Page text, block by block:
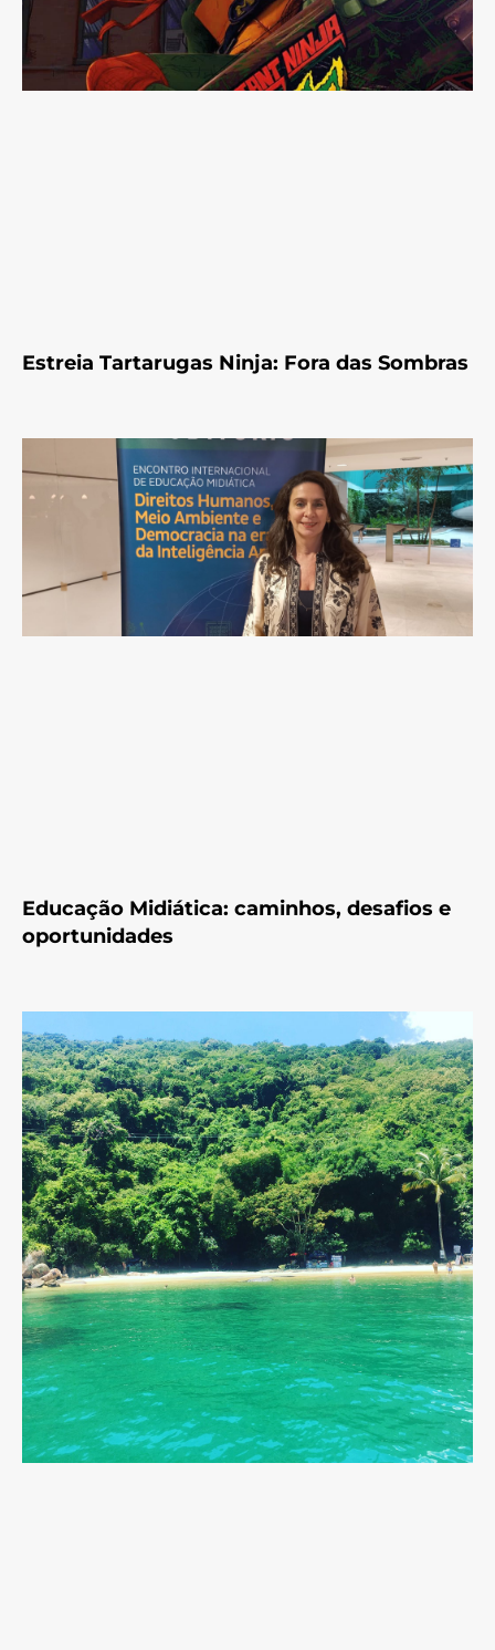
Estreia Tartarugas Ninja: Fora das Sombras
Educação Midiática: caminhos, desafios e
oportunidades